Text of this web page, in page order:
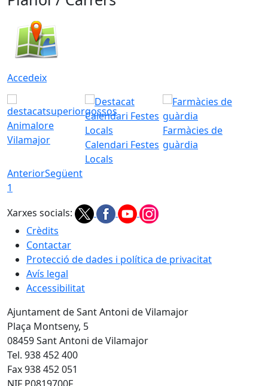
Accedeix
Animalore
Vilamajor
Calendari Festes
Locals
Farmàcies de
guàrdia
AnteriorSegüent
1
Xarxes socials:
Crèdits
Contactar
Protecció de dades i política de privacitat
Avís legal
Accessibilitat
Ajuntament de Sant Antoni de Vilamajor
Plaça Montseny, 5
08459 Sant Antoni de Vilamajor
Tel. 938 452 400
Fax 938 452 051